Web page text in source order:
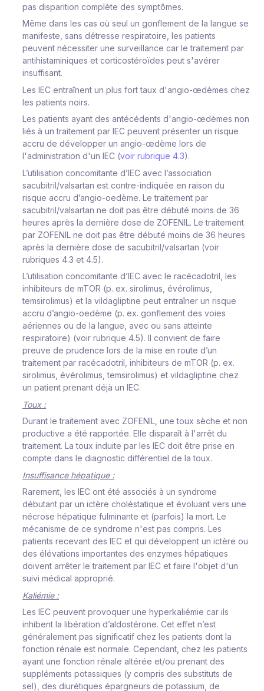
pas disparition complète des symptômes.
Même dans les cas où seul un gonflement de la langue se
manifeste, sans détresse respiratoire, les patients
peuvent nécessiter une surveillance car le traitement par
antihistaminiques et corticostéroïdes peut s'avérer
insuffisant.
Les IEC entraînent un plus fort taux d'angio-œdèmes chez
les patients noirs.
Les patients ayant des antécédents d'angio-œdèmes non
liés à un traitement par IEC peuvent présenter un risque
accru de développer un angio-œdème lors de
l'administration d'un IEC (voir rubrique 4.3).
L’utilisation concomitante d’IEC avec l’association
sacubitril/valsartan est contre-indiquée en raison du
risque accru d’angio-oedème. Le traitement par
sacubitril/valsartan ne doit pas être débuté moins de 36
heures après la dernière dose de ZOFENIL. Le traitement
par ZOFENIL ne doit pas être débuté moins de 36 heures
après la dernière dose de sacubitril/valsartan (voir
rubriques 4.3 et 4.5).
L’utilisation concomitante d’IEC avec le racécadotril, les
inhibiteurs de mTOR (p. ex. sirolimus, évérolimus,
temsirolimus) et la vildagliptine peut entraîner un risque
accru d’angio-oedème (p. ex. gonflement des voies
aériennes ou de la langue, avec ou sans atteinte
respiratoire) (voir rubrique 4.5). Il convient de faire
preuve de prudence lors de la mise en route d’un
traitement par racécadotril, inhibiteurs de mTOR (p. ex.
sirolimus, évérolimus, temsirolimus) et vildagliptine chez
un patient prenant déjà un IEC.
Toux :
Durant le traitement avec ZOFENIL, une toux sèche et non
productive a été rapportée. Elle disparaît à l'arrêt du
traitement. La toux induite par les IEC doit être prise en
compte dans le diagnostic différentiel de la toux.
Insuffisance hépatique :
Rarement, les IEC ont été associés à un syndrome
débutant par un ictère choléstatique et évoluant vers une
nécrose hépatique fulminante et (parfois) la mort. Le
mécanisme de ce syndrome n'est pas compris. Les
patients recevant des IEC et qui développent un ictère ou
des élévations importantes des enzymes hépatiques
doivent arrêter le traitement par IEC et faire l'objet d'un
suivi médical approprié.
Kaliémie :
Les IEC peuvent provoquer une hyperkaliémie car ils
inhibent la libération d’aldostérone. Cet effet n’est
généralement pas significatif chez les patients dont la
fonction rénale est normale. Cependant, chez les patients
ayant une fonction rénale altérée et/ou prenant des
suppléments potassiques (y compris des substituts de
sel), des diurétiques épargneurs de potassium, de